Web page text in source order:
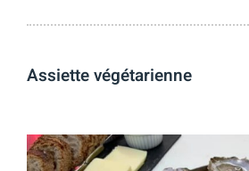
Assiette végétarienne